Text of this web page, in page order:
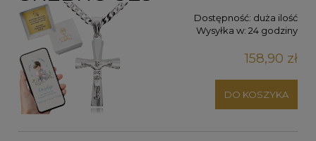
Dostępność: duża ilość
Wysyłka w: 24 godziny
158,90 zł
DO KOSZYKA